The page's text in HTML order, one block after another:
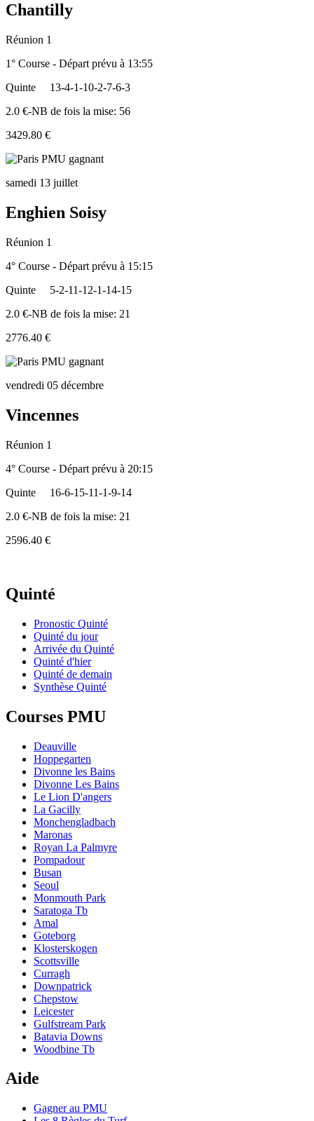
Chantilly
Réunion 1
1° Course - Départ prévu à 13:55
Quinte
13-4-1-10-2-7-6-3
2.0 €-NB de fois la mise: 56
3429.80 €
samedi 13 juillet
Enghien Soisy
Réunion 1
4° Course - Départ prévu à 15:15
Quinte
5-2-11-12-1-14-15
2.0 €-NB de fois la mise: 21
2776.40 €
vendredi 05 décembre
Vincennes
Réunion 1
4° Course - Départ prévu à 20:15
Quinte
16-6-15-11-1-9-14
2.0 €-NB de fois la mise: 21
2596.40 €
Quinté
Pronostic Quinté
Quinté du jour
Arrivée du Quinté
Quinté d'hier
Quinté de demain
Synthèse Quinté
Courses PMU
Deauville
Hoppegarten
Divonne les Bains
Divonne Les Bains
Le Lion D'angers
La Gacilly
Monchengladbach
Maronas
Royan La Palmyre
Pompadour
Busan
Seoul
Monmouth Park
Saratoga Tb
Amal
Goteborg
Klosterskogen
Scottsville
Curragh
Downpatrick
Chepstow
Leicester
Gulfstream Park
Batavia Downs
Woodbine Tb
Aide
Gagner au PMU